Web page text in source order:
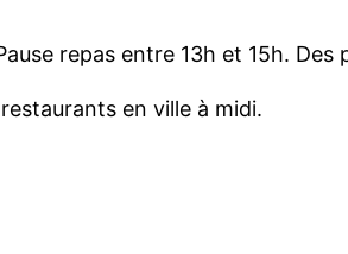
repas entre 13h et 15h.
en ville à midi.